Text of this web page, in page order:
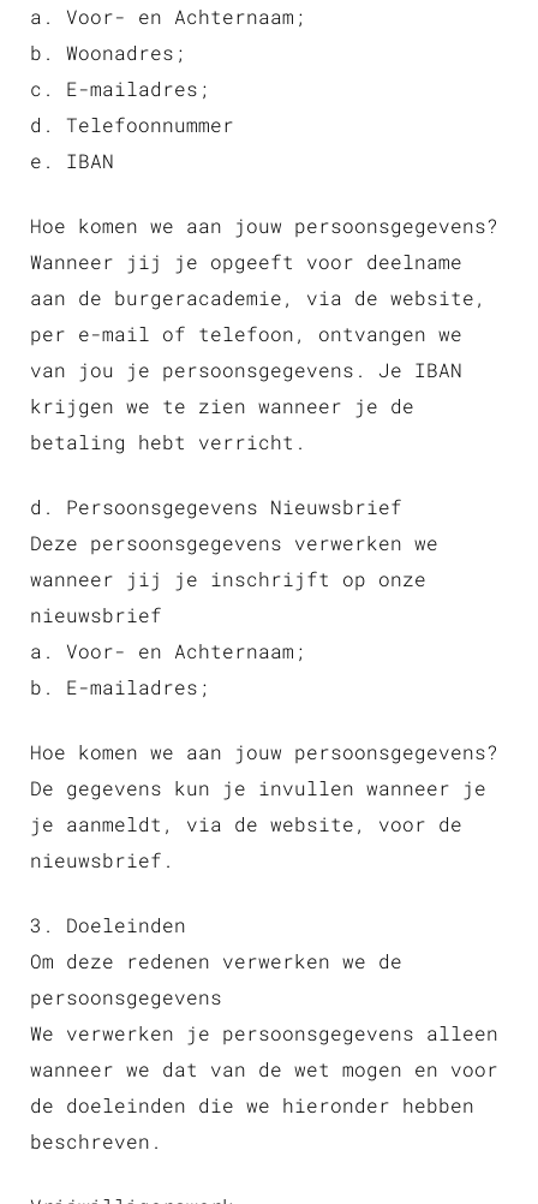
a. Voor- en Achternaam;
b. Woonadres;
c. E-mailadres;
d. Telefoonnummer
e. IBAN
Hoe komen we aan jouw persoonsgegevens?
Wanneer jij je opgeeft voor deelname
aan de burgeracademie, via de website,
per e-mail of telefoon, ontvangen we
van jou je persoonsgegevens. Je IBAN
krijgen we te zien wanneer je de
betaling hebt verricht.
d. Persoonsgegevens Nieuwsbrief
Deze persoonsgegevens verwerken we
wanneer jij je inschrijft op onze
nieuwsbrief
a. Voor- en Achternaam;
b. E-mailadres;
Hoe komen we aan jouw persoonsgegevens?
De gegevens kun je invullen wanneer je
je aanmeldt, via de website, voor de
nieuwsbrief.
3. Doeleinden
Om deze redenen verwerken we de
persoonsgegevens
We verwerken je persoonsgegevens alleen
wanneer we dat van de wet mogen en voor
de doeleinden die we hieronder hebben
beschreven.